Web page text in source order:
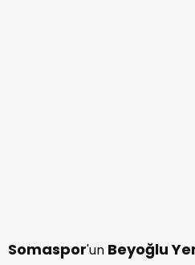
Somaspor'un Beyoğlu